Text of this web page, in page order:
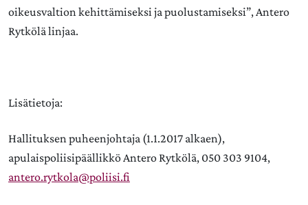
oikeusvaltion kehittämiseksi ja puolustamiseksi”, Antero
Rytkölä linjaa.
Lisätietoja:
Hallituksen puheenjohtaja (1.1.2017 alkaen),
apulaispoliisipäällikkö Antero Rytkölä, 050 303 9104,
antero.rytkola@poliisi.fi